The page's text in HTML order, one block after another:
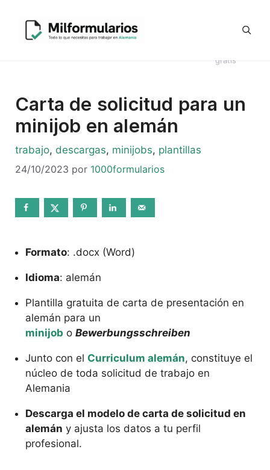
contenido Telegram
#8044
(sin
Revisión
CV en
Kündigung
gratis
Carta de solicitud para un
minijob en alemán
Categorías
trabajo, descargas, minijobs, plantillas
24/10/2023 por 1000formularios
Formato: .docx (Word)
Idioma: alemán
Plantilla gratuita de carta de presentación en
alemán para un
minijob o Bewerbungsschreiben
Junto con el Curriculum alemán, constituye el
núcleo de toda solicitud de trabajo en
Alemania
Descarga el modelo de carta de solicitud en
alemán y ajusta los datos a tu perfil
profesional.